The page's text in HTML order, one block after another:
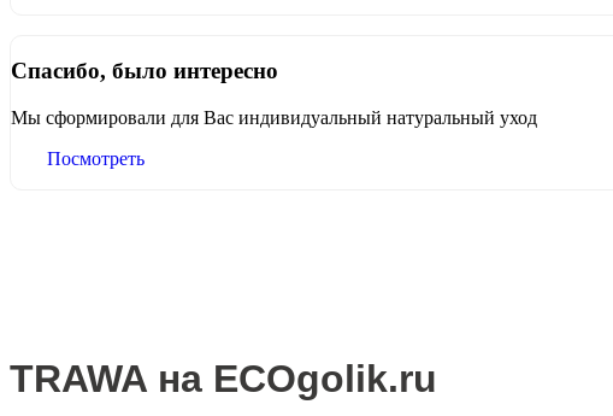
Спасибо, было интересно
Мы сформировали для Вас индивидуальный натуральный уход
Посмотреть
TRAWA на ECOgolik.ru